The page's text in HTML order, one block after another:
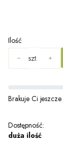
Ilość
szt.
Brakuje Ci jeszcze
Dostępność:
duża ilość